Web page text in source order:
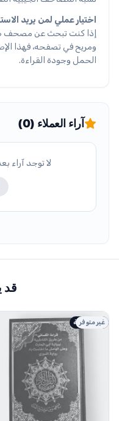
اختيار عملي لمن يريد
إذا كنت تبحث عن مصحف
ومريح في تصفحه، فهذا
الحمل وجودة القراءة.
آراء العملاء (0)
لا توجد آراء
قد
طبعة اصلية
غير متوفر